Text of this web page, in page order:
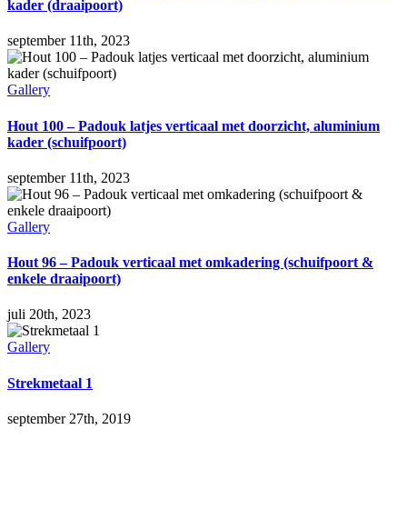
kader (draaipoort)
september 11th, 2023
Gallery
Hout 100 – Padouk latjes verticaal met doorzicht, aluminium
kader (schuifpoort)
september 11th, 2023
Gallery
Hout 96 – Padouk verticaal met omkadering (schuifpoort &
enkele draaipoort)
juli 20th, 2023
Gallery
Strekmetaal 1
september 27th, 2019